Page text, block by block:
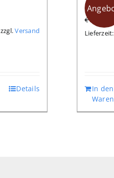
zzgl.Versand
Details
€9,80
In den